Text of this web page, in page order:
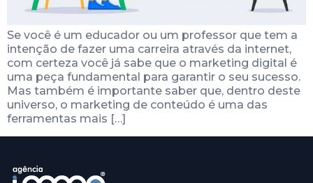
Se você é um educador ou um professor que tem a
intenção de fazer uma carreira através da internet,
com certeza você já sabe que o marketing digital é
uma peça fundamental para garantir o seu sucesso.
Mas também é importante saber que, dentro deste
universo, o marketing de conteúdo é uma das
ferramentas mais […]